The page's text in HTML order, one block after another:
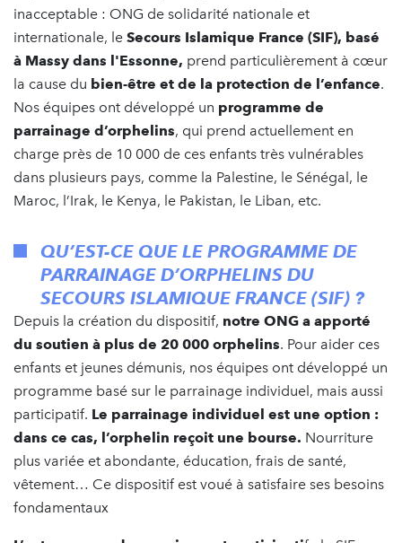
inacceptable : ONG de solidarité nationale et
internationale, le Secours Islamique France (SIF), basé
à Massy dans l'Essonne, prend particulièrement à cœur
la cause du bien-être et de la protection de l’enfance.
Nos équipes ont développé un programme de
parrainage d’orphelins, qui prend actuellement en
charge près de 10 000 de ces enfants très vulnérables
dans plusieurs pays, comme la Palestine, le Sénégal, le
Maroc, l’Irak, le Kenya, le Pakistan, le Liban, etc.
QU’EST-CE QUE LE PROGRAMME DE
PARRAINAGE D’ORPHELINS DU
SECOURS ISLAMIQUE FRANCE (SIF) ?
Depuis la création du dispositif, notre ONG a apporté
du soutien à plus de 20 000 orphelins. Pour aider ces
enfants et jeunes démunis, nos équipes ont développé un
programme basé sur le parrainage individuel, mais aussi
participatif. Le parrainage individuel est une option :
dans ce cas, l’orphelin reçoit une bourse. Nourriture
plus variée et abondante, éducation, frais de santé,
vêtement… Ce dispositif est voué à satisfaire ses besoins
fondamentaux